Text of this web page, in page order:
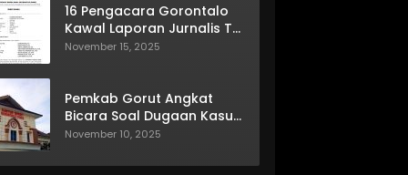
16 Pengacara Gorontalo
Kawal Laporan Jurnalis TV
One
November 15, 2025
Pemkab Gorut Angkat
Bicara Soal Dugaan Kasus
Asusila Oknum ASN
November 10, 2025